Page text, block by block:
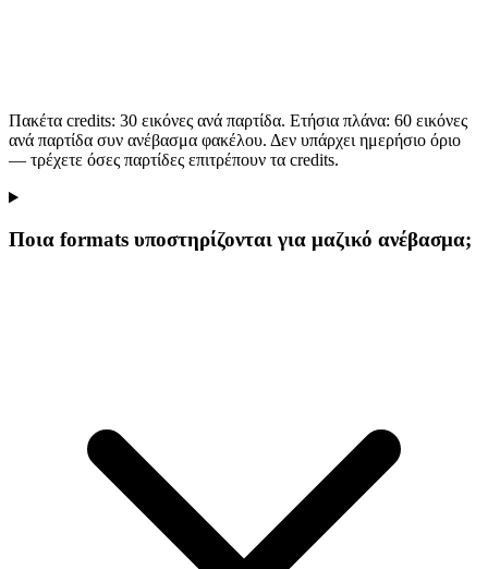
Πακέτα credits: 30 εικόνες ανά παρτίδα. Ετήσια πλάνα: 60 εικόνες
ανά παρτίδα συν ανέβασμα φακέλου. Δεν υπάρχει ημερήσιο όριο
— τρέχετε όσες παρτίδες επιτρέπουν τα credits.
Ποια formats υποστηρίζονται για μαζικό ανέβασμα;